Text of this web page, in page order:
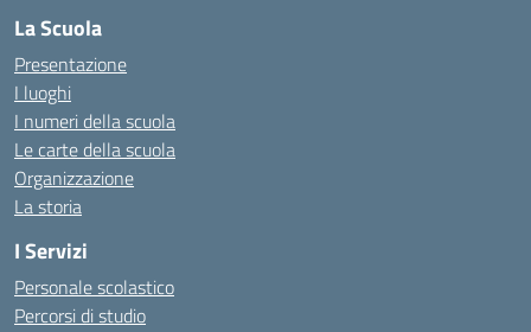
La Scuola
Presentazione
I luoghi
I numeri della scuola
Le carte della scuola
Organizzazione
La storia
I Servizi
Personale scolastico
Percorsi di studio